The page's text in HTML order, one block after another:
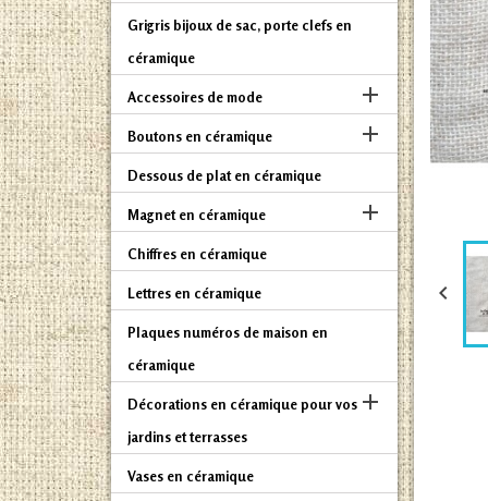
Grigris bijoux de sac, porte clefs en
céramique
Accessoires de mode 
Boutons en céramique 
Dessous de plat en céramique
Magnet en céramique 
Chiffres en céramique
Lettres en céramique
Plaques numéros de maison en
céramique
Décorations en céramique pour vos
jardins et terrasses

Vases en céramique
